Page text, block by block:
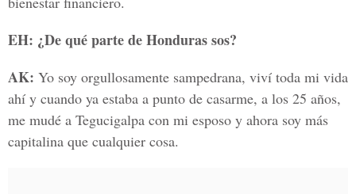
EH: ¿De qué parte de Honduras sos?
AK: Yo soy orgullosamente sampedrana, viví toda mi vida
ahí y cuando ya estaba a punto de casarme, a los 25 años,
me mudé a Tegucigalpa con mi esposo y ahora soy más
capitalina que cualquier cosa.